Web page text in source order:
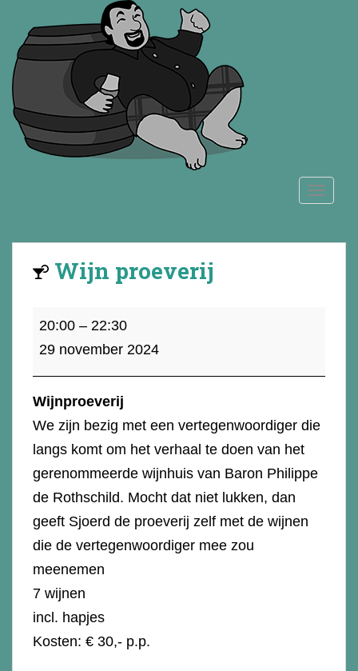
Wijn proeverij
Wijn
proeverij
20:00 – 22:30
29 november 2024
Wijnproeverij
We zijn bezig met een vertegenwoordiger die
langs komt om het verhaal te doen van het
gerenommeerde wijnhuis van Baron Philippe
de Rothschild. Mocht dat niet lukken, dan
geeft Sjoerd de proeverij zelf met de wijnen
die de vertegenwoordiger mee zou
meenemen
7 wijnen
incl. hapjes
Kosten: € 30,- p.p.